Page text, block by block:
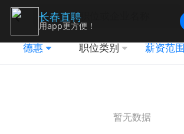
德惠 职位类别 薪资范围
暂无数据
长春直聘
用app更方便！